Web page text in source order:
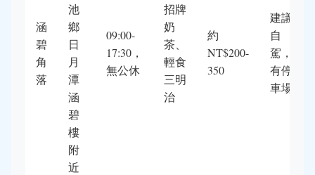
涵
碧
角
落
池
鄉
日
月
潭
涵
碧
樓
附
近
09:00-
17:30，
無公休
招牌
奶
茶、
輕食
三明
治
約
NT$200-
350
建議
自
駕，
有停
車場